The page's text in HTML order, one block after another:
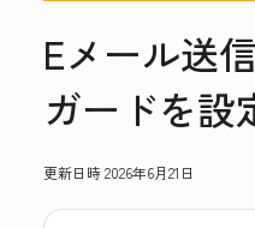
Eメール送
ガードを設
更新日時2026年6月21日